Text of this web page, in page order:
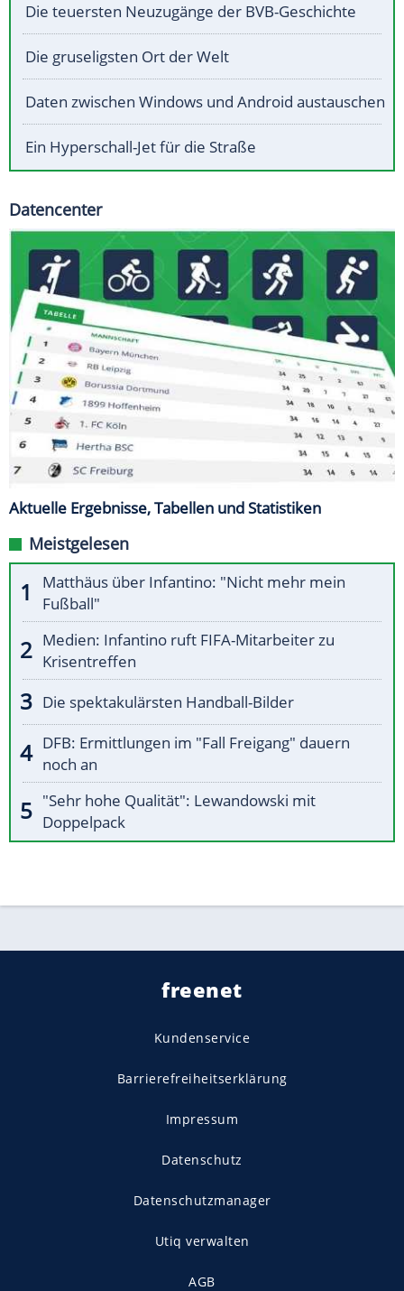
Die teuersten Neuzugänge der BVB-Geschichte
Die gruseligsten Ort der Welt
Daten zwischen Windows und Android austauschen
Ein Hyperschall-Jet für die Straße
Datencenter
Aktuelle Ergebnisse, Tabellen und Statistiken
Meistgelesen
Matthäus über Infantino: "Nicht mehr mein
Fußball"
Medien: Infantino ruft FIFA-Mitarbeiter zu
Krisentreffen
Die spektakulärsten Handball-Bilder
DFB: Ermittlungen im "Fall Freigang" dauern
noch an
"Sehr hohe Qualität": Lewandowski mit
Doppelpack
freenet
Kundenservice
Barrierefreiheitserklärung
Impressum
Datenschutz
Datenschutzmanager
Utiq verwalten
AGB